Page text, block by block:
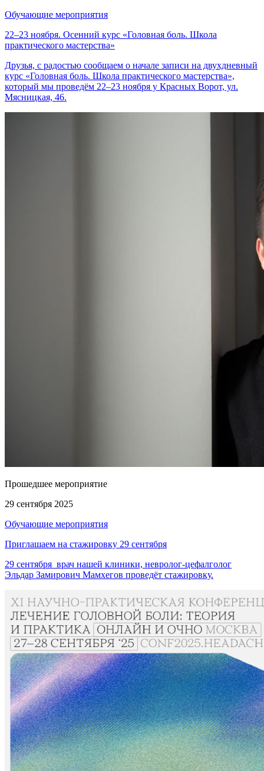
Обучающие мероприятия
22–23 ноября. Осенний курс «Головная боль. Школа
практического мастерства»
Друзья, с радостью сообщаем о начале записи на двухдневный
курс «Головная боль. Школа практического мастерства»,
который мы проведём 22–23 ноября у Красных Ворот, ул.
Мясницкая, 46.
Прошедшее мероприятие
29 сентября 2025
Обучающие мероприятия
Приглашаем на стажировку 29 сентября
29 сентября врач нашей клиники, невролог-цефалголог
Эльдар Замирович Мамхегов проведёт стажировку.